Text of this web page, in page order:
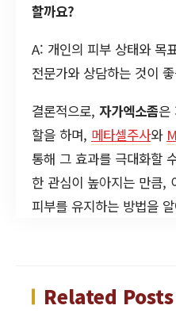
할까요?
A: 개인의 피부 상태와 목
전문가와 상담하는 것이
결론적으로, 자가엑소좀은
할을 하며, 메타셀주사와
통해 그 효과를 극대화할
한 관심이 높아지는 만큼,
피부를 유지하는 방법을
Related Posts